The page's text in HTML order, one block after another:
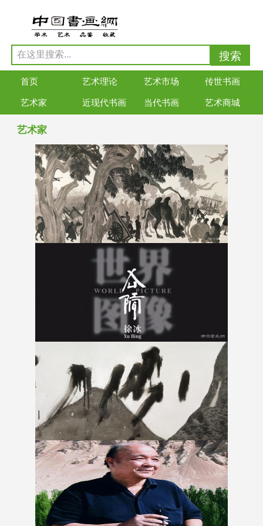
首页 艺术理论 艺术市场 传世书画
艺术家 近现代书画 当代书画 艺术商城
艺术家